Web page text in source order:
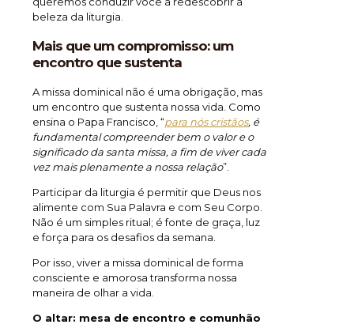
beleza da liturgia.
Mais que um compromisso: um
encontro que sustenta
A missa dominical não é uma obrigação, mas
um encontro que sustenta nossa vida. Como
ensina o Papa Francisco, “para nós cristãos, é
fundamental compreender bem o valor e o
significado da santa missa, a fim de viver cada
vez mais plenamente a nossa relação”.
Participar da liturgia é permitir que Deus nos
alimente com Sua Palavra e com Seu Corpo.
Não é um simples ritual; é fonte de graça, luz
e força para os desafios da semana.
Por isso, viver a missa dominical de forma
consciente e amorosa transforma nossa
maneira de olhar a vida.
O altar: mesa de encontro e comunhão